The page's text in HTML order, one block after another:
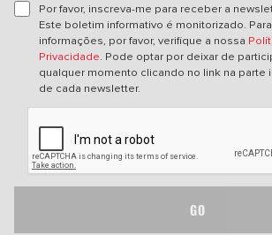
Por favor, inscreva-me para receber a
Este boletim informativo é monitorizado.
informações, por favor, verifique a nossa
Privacidade. Pode optar por deixar de
qualquer momento clicando no link na parte
de cada newsletter.
GO